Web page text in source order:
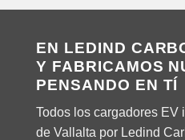
EN LEDIND
Y FABRICAMOS
PENSANDO EN TÍ
Todos los cargadores EV
de Vallalta por Ledind